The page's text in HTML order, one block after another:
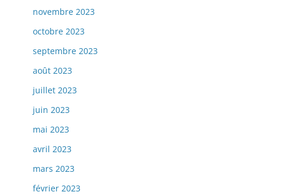
novembre 2023
octobre 2023
septembre 2023
août 2023
juillet 2023
juin 2023
mai 2023
avril 2023
mars 2023
février 2023